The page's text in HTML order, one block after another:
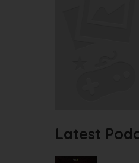
Latest